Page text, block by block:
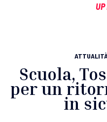
Scuola,
per un
in